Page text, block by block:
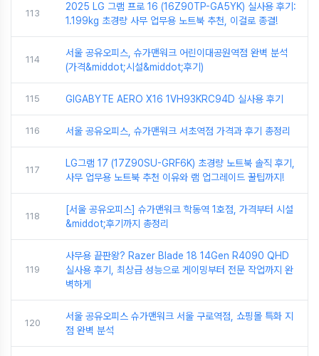
113
2025 LG 그램 프로 16 (16Z90TP-GA5YK) 실사용 후기:
1.199kg 초경량 사무 업무용 노트북 추천, 이걸로 종결!
114
서울 공유오피스, 슈가맨워크 어린이대공원역점 완벽 분석
(가격&middot;시설&middot;후기)
115 GIGABYTE AERO X16 1VH93KRC94D 실사용 후기
116 서울 공유오피스, 슈가맨워크 서초역점 가격과 후기 총정리
117
LG그램 17 (17Z90SU-GRF6K) 초경량 노트북 솔직 후기,
사무 업무용 노트북 추천 이유와 램 업그레이드 꿀팁까지!
118
[서울 공유오피스] 슈가맨워크 학동역 1호점, 가격부터 시설
&middot;후기까지 총정리
119
사무용 끝판왕? Razer Blade 18 14Gen R4090 QHD
실사용 후기, 최상급 성능으로 게이밍부터 전문 작업까지 완
벽하게
120
서울 공유오피스 슈가맨워크 서울 구로역점, 쇼핑몰 특화 지
점 완벽 분석